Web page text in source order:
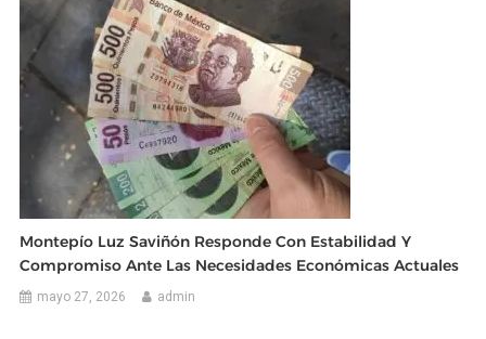
Montepío Luz Saviñón Responde Con Estabilidad Y
Compromiso Ante Las Necesidades Económicas Actuales
mayo 27, 2026 admin